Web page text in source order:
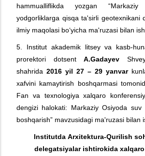
hammualliflikda yozgan
yodgorliklarga qisqa ta'sirli geotexnikani
ilmiy maqolasi bo‘yicha ma'ruzasi bilan
5. Institut akademik litsey va kasb-
prorektori dotsentA.Gadayev
shahrida 2016 yil 27 – 29 yanvar
xafvini kamaytirish boshqarmasi
Fan va texnologiya xalqaro
dengizi halokati: Markaziy Osiyoda suv
boshqarish” mavzusidagi ma'ruzasi bilan
InstitutdaArxitektura-Qurilish
delegatsiyalar ishtirokida